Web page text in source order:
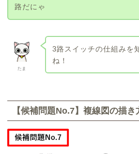
路だにゃ
たま
3路スイッチの仕組みを
ね！
【候補問題No.7】複線図の描き